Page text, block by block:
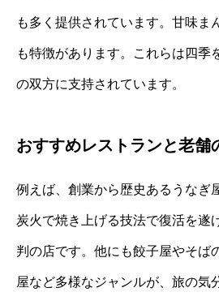
も多く提供されています。甘味ま
も特徴があります。これらは四季
の双方に支持されています。
おすすめレストランと老舗
例えば、創業から歴史あるうなぎ
炭火で焼き上げる技法で復活を遂
判の店です。他にも餃子屋やそば
屋など多様なジャンルが、旅の気